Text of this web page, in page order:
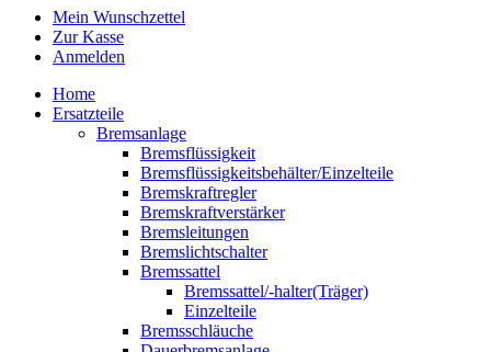
Mein Wunschzettel
Zur Kasse
Anmelden
Home
Ersatzteile
Bremsanlage
Bremsflüssigkeit
Bremsflüssigkeitsbehälter/Einzelteile
Bremskraftregler
Bremskraftverstärker
Bremsleitungen
Bremslichtschalter
Bremssattel
Bremssattel/-halter(Träger)
Einzelteile
Bremsschläuche